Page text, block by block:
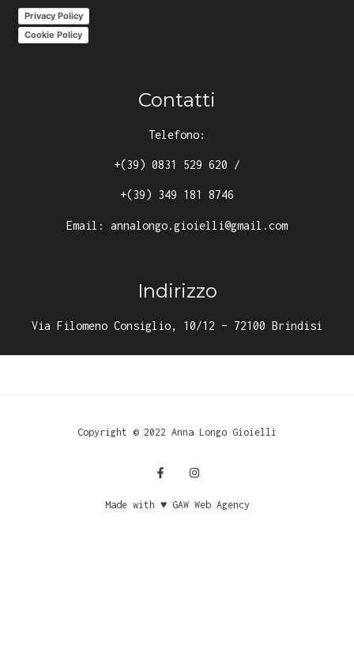
Privacy Policy
Cookie Policy
Contatti
Telefono:
+(39) 0831 529 620 /
+(39) 349 181 8746
Email: annalongo.gioielli@gmail.com
Indirizzo
Via Filomeno Consiglio, 10/12 – 72100 Brindisi
Copyright © 2022 Anna Longo Gioielli
Made with ♥ GAW Web Agency